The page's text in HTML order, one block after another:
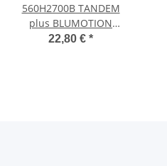
560H2700B TANDEM
plus BLUMOTION
Vollauszug, 30 kg,
22,80 € *